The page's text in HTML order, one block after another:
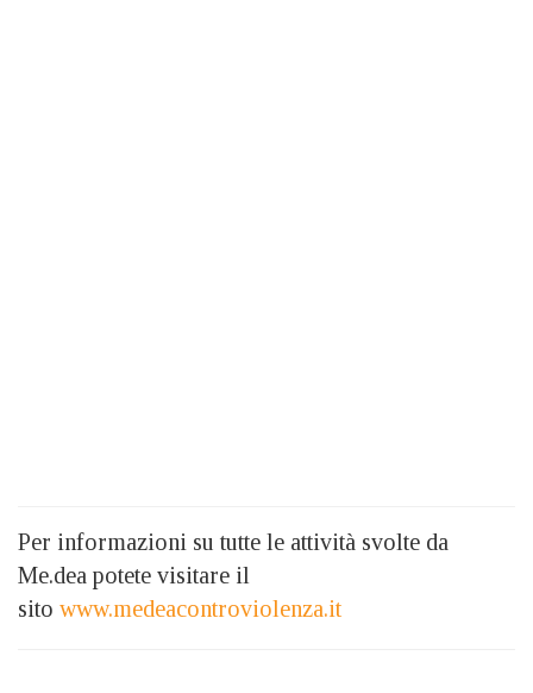
Per informazioni su tutte le attività svolte da
Me.dea potete visitare il
sito www.medeacontroviolenza.it